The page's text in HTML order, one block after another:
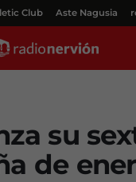
Club Aste Nagusia
su
de